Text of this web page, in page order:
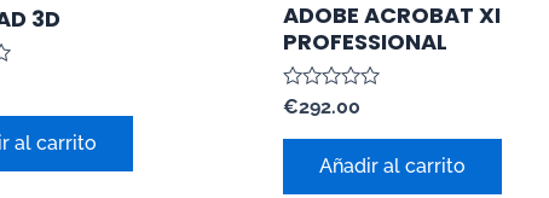
3D
al carrito
ADOBE ACROBAT XI
PROFESSIONAL
Valorado
0
€292.00
Añadir al carrito